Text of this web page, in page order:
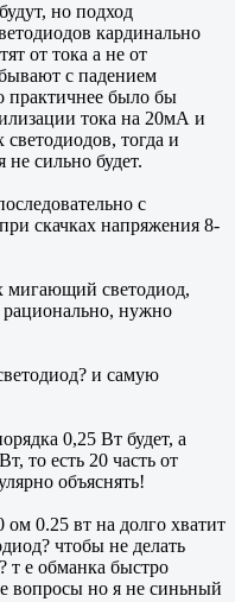
но подход
кардинально
от тока а не от
с падением
практичнее было бы
тока на 20мА и
тогда и
не сильно будет.
с
скачках напряжения 8-
мигающий светодиод,
рационально, нужно
и самую
0,25 Вт будет, а
то есть 20 часть от
объяснять!
ом 0.25 вт на долго хватит
чтобы не делать
е обманка быстро
вопросы но я не синьный